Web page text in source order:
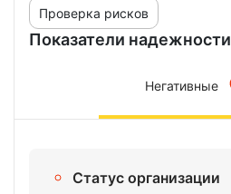
Показатели надежности
Проверка рисков
Негативные
Статус организации